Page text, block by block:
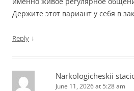
Держите этот вариант у себя в
Reply ↓
Narkologicheskii
June 11, 2026 at 5:28 am